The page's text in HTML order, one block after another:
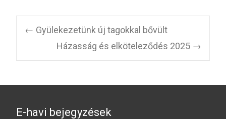
ce
b
o
se
n
g
er
ail
← Gyülekezetünk új tagokkal bővült
Házasság és elköteleződés 2025 →
E-havi bejegyzések